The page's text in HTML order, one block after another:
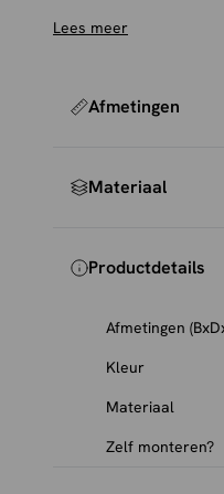
Poefs zijn
je nu een zachte
woonruimte een
Lees meer
Afmetingen
Materiaal
Productdetails
Afmetingen
Kleur
Materiaal
Zelf monteren?